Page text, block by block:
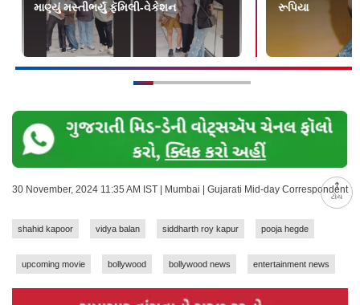
ટોચ
માણ્યું મસ્તીભર્યું ફૅમિલી-વેકેશન
રૂપિયા
30 November, 2024 11:35 AM IST | Mumbai | Gujarati Mid-day Correspondent
shahid kapoor vidya balan siddharth roy kapur pooja hegde
upcoming movie bollywood bollywood news entertainment news